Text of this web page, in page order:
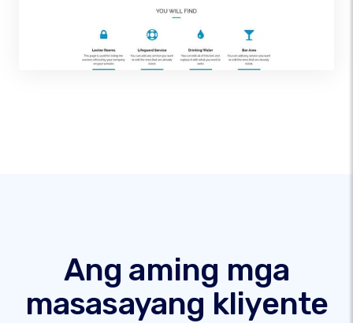
Ang aming mga
masasayang kliyente